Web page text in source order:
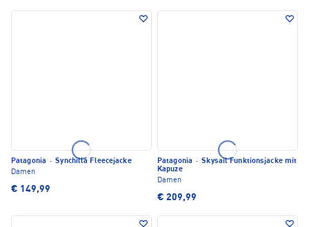
Patagonia · Synchilla Fleecejacke
Damen
€ 149,99
Patagonia · Skysail Funktionsjacke mit
Kapuze
Damen
€ 209,99